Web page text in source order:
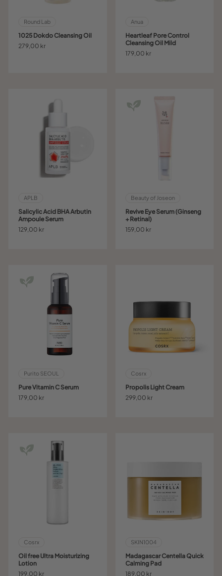
Round Lab
1025 Dokdo Cleansing Oil
279,00 kr
Anua
Heartleaf Pore Control
Cleansing Oil Mild
179,00 kr
APLB
Salicylic Acid BHA Arbutin
Ampoule Serum
129,00 kr
Beauty of Joseon
Revive Eye Serum (Ginseng
+ Retinal)
159,00 kr
Purito SEOUL
Pure Vitamin C Serum
179,00 kr
Cosrx
Propolis Light Cream
299,00 kr
Cosrx
Oil free Ultra Moisturizing
Lotion
199,00 kr
SKIN1004
Madagascar Centella Quick
Calming Pad
189,00 kr